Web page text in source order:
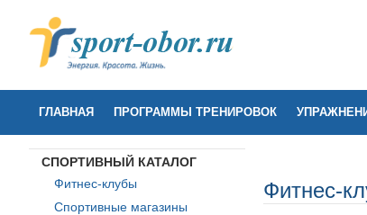
ГЛАВНАЯ ПРОГРАММЫ ТРЕНИРОВОК
СПОРТИВНЫЙ КАТАЛОГ
Фитнес-клубы
Спортивные магазины
Фитнес-